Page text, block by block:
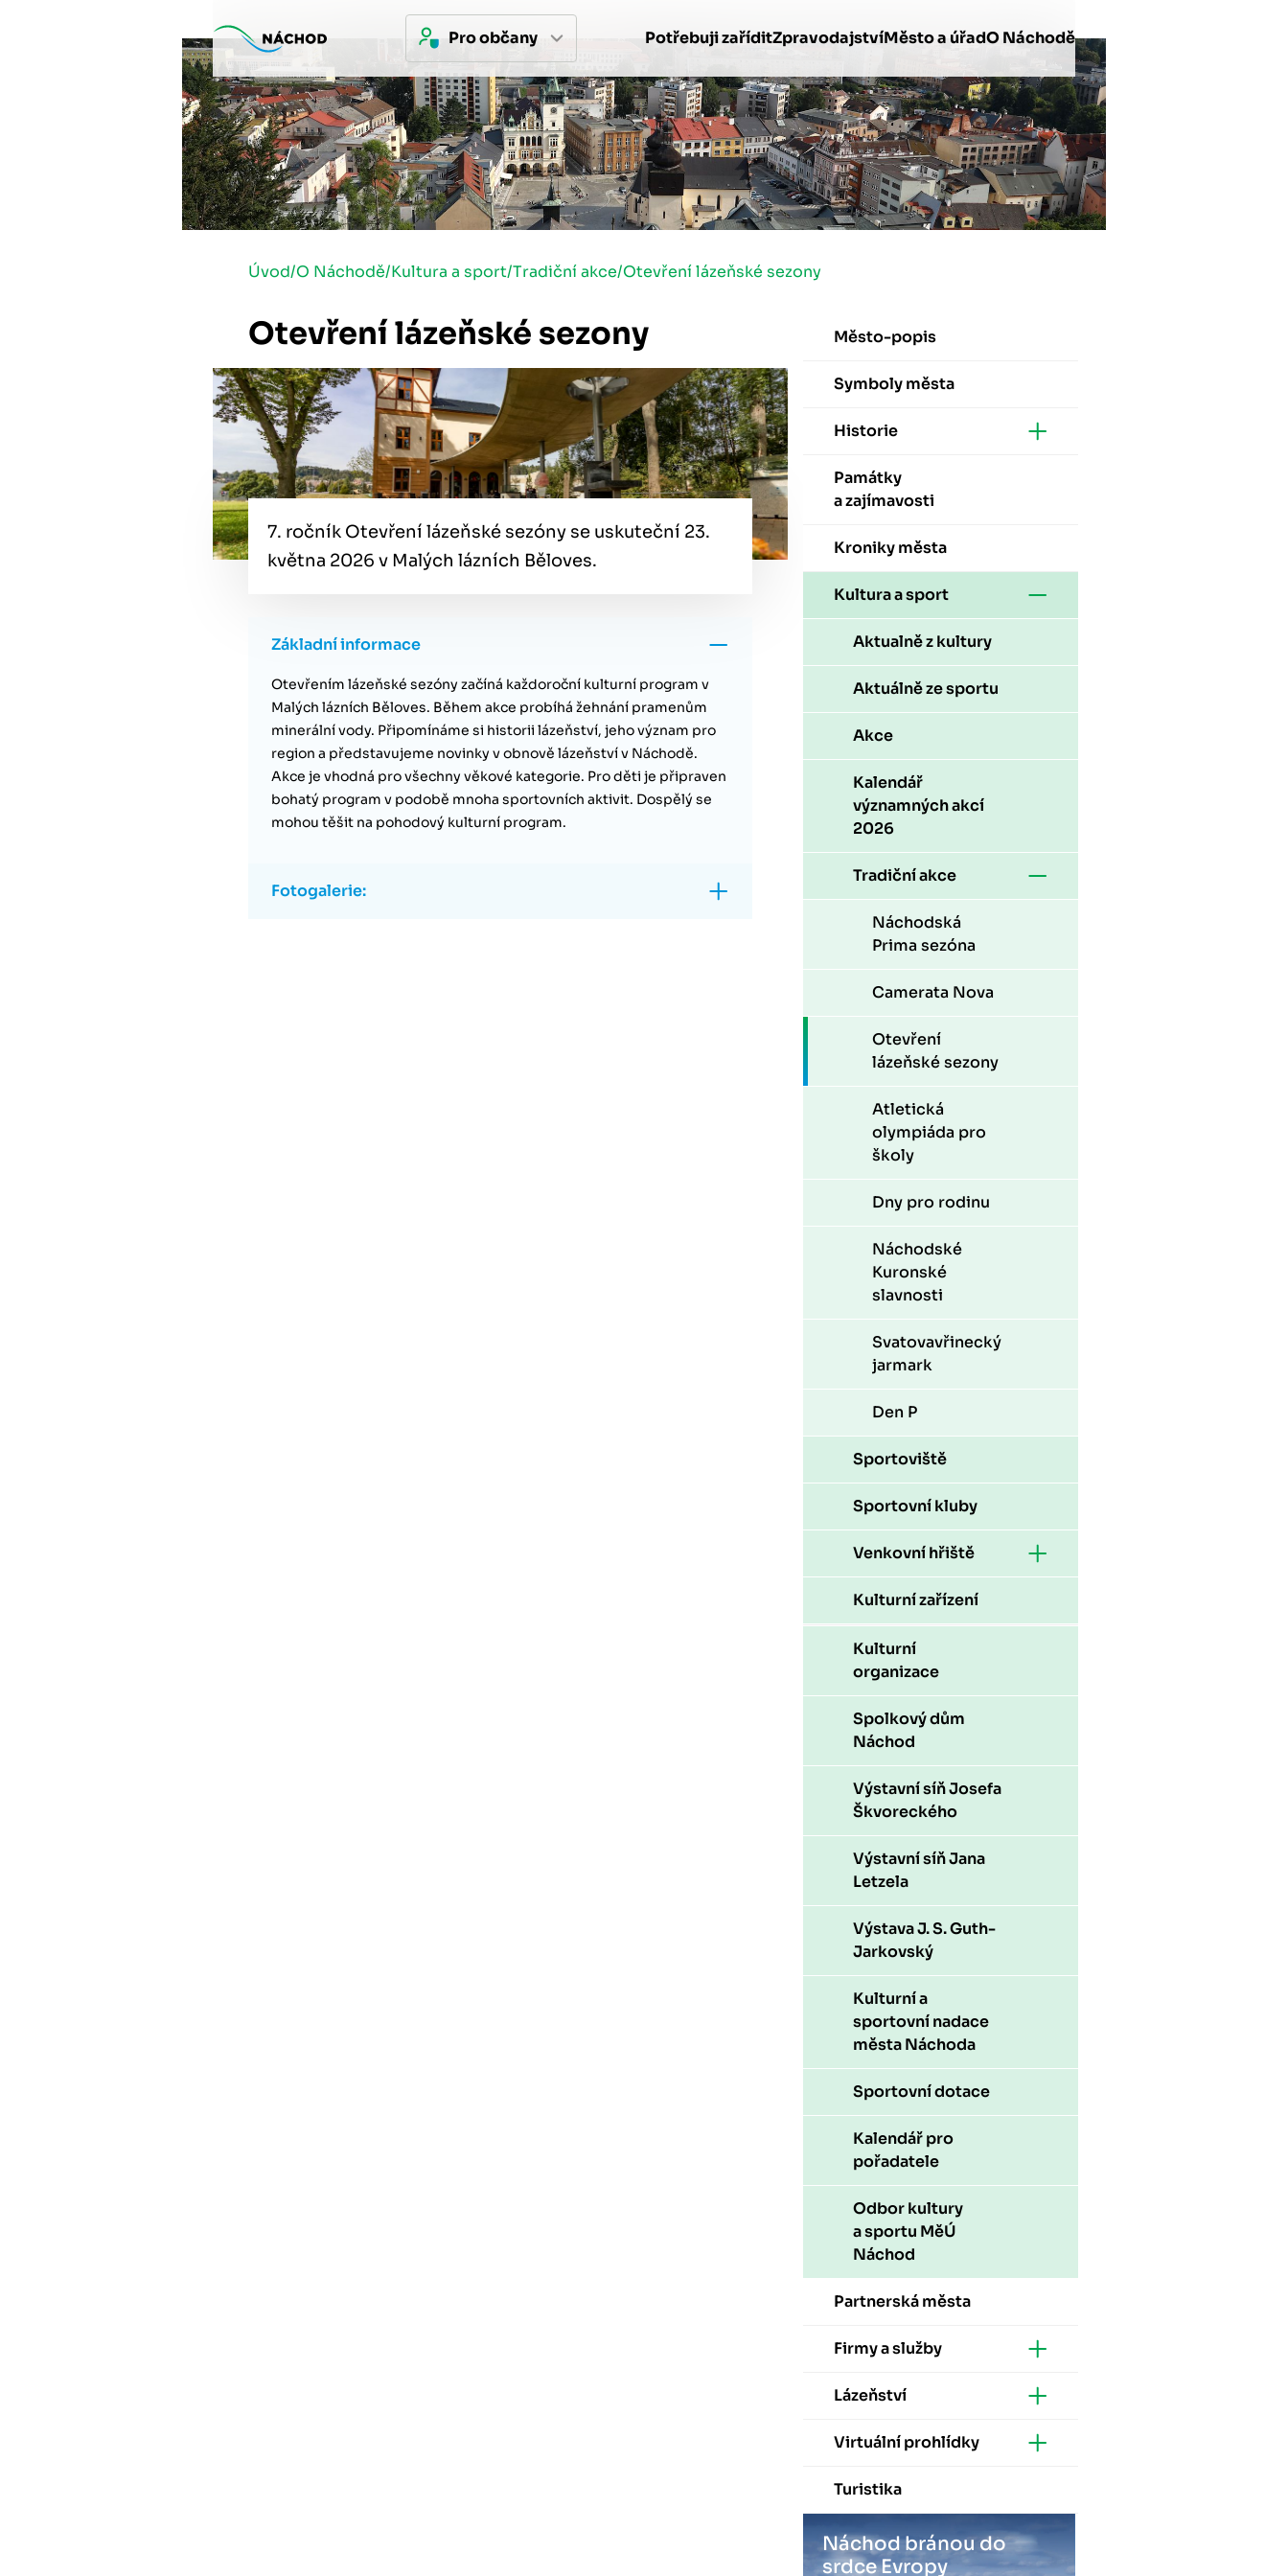
Pro občany Potřebuji zaříditZpravodajstvíMěsto a úřadO Náchodě
Úvod/O Náchodě/Kultura a sport/Tradiční akce/Otevření lázeňské sezony
Otevření lázeňské sezony
7. ročník Otevření lázeňské sezóny se uskuteční 23.
května 2026 v Malých lázních Běloves.
Základní informace
Otevřením lázeňské sezóny začíná každoroční kulturní program v
Malých lázních Běloves. Během akce probíhá žehnání pramenům
minerální vody. Připomínáme si historii lázeňství, jeho význam pro
region a představujeme novinky v obnově lázeňství v Náchodě.
Akce je vhodná pro všechny věkové kategorie. Pro děti je připraven
bohatý program v podobě mnoha sportovních aktivit. Dospělý se
mohou těšit na pohodový kulturní program.
Fotogalerie:
Město-popis
Symboly města
Historie
Památky
a zajímavosti
Kroniky města
Kultura a sport
Aktualně z kultury
Aktuálně ze sportu
Akce
Kalendář
významných akcí
2026
Tradiční akce
Náchodská
Prima sezóna
Camerata Nova
Otevření
lázeňské sezony
Atletická
olympiáda pro
školy
Dny pro rodinu
Náchodské
Kuronské
slavnosti
Svatovavřinecký
jarmark
Den P
Sportoviště
Sportovní kluby
Venkovní hřiště
Kulturní zařízení
Kulturní
organizace
Spolkový dům
Náchod
Výstavní síň Josefa
Škvoreckého
Výstavní síň Jana
Letzela
Výstava J. S. Guth-
Jarkovský
Kulturní a
sportovní nadace
města Náchoda
Sportovní dotace
Kalendář pro
pořadatele
Odbor kultury
a sportu MěÚ
Náchod
Partnerská města
Firmy a služby
Lázeňství
Virtuální prohlídky
Turistika
Náchod bránou do
srdce Evropy